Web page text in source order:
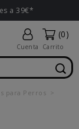
a 39€*
Cuenta
(0)
Carrito
para Perros